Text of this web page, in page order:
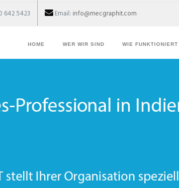
642 5423 Email: info@mecgraphit.com
HOME WER WIR SIND WIE FUNKTIONIERT